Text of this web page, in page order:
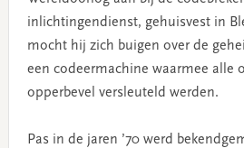
inlichtingendienst, gehuisvest in
mocht hij zich buigen over de
een codeermachine waarmee alle
opperbevel versleuteld werden.
Pas in de jaren ’70 werd